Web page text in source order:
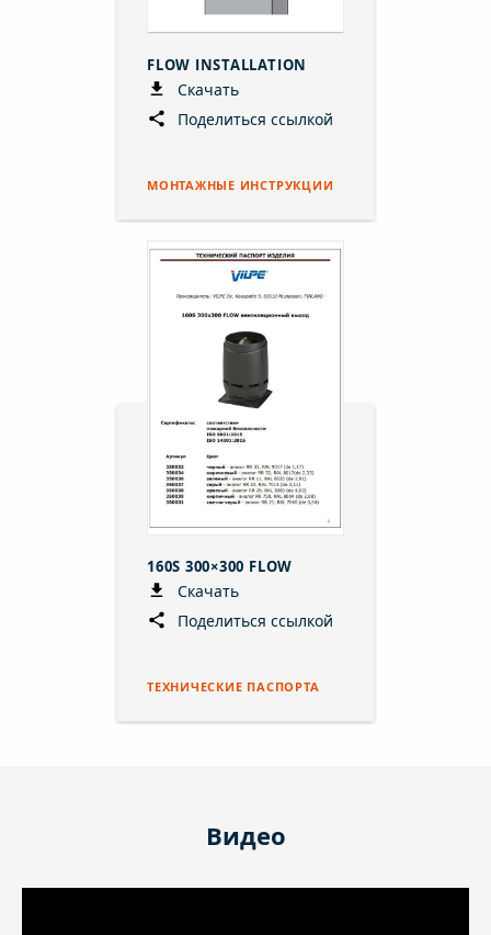
FLOW INSTALLATION
Скачать
Поделиться ссылкой
МОНТАЖНЫЕ ИНСТРУКЦИИ
160S 300×300 FLOW
Скачать
Поделиться ссылкой
ТЕХНИЧЕСКИЕ ПАСПОРТА
Видео